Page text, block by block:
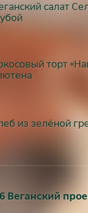
салат
торт
из зелёной